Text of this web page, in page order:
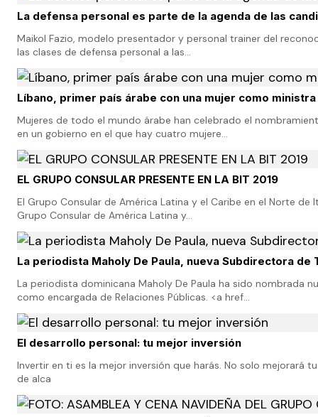
La defensa personal es parte de la agenda de las
Maikol Fazio, modelo presentador y personal trainer del
las clases de defensa personal a las…
Líbano, primer país árabe con una mujer como
Mujeres de todo el mundo árabe han celebrado el
en un gobierno en el que hay cuatro mujere…
EL GRUPO CONSULAR PRESENTE EN LA BIT 2019
El Grupo Consular de América Latina y el Caribe en el Norte
Grupo Consular de América Latina y…
La periodista Maholy De Paula, nueva Subdirectora de
La periodista dominicana Maholy De Paula ha sido nombrada
como encargada de Relaciones Públicas. <a href…
El desarrollo personal: tu mejor inversión
Invertir en ti es la mejor inversión que harás. No solo mejorará
de alca